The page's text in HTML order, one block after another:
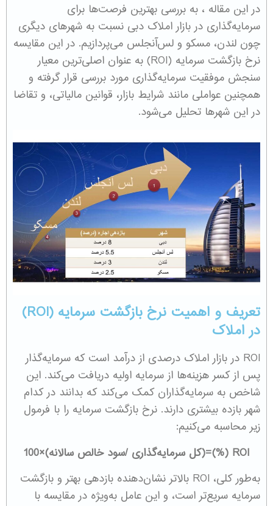
در این مقاله ، به بررسی بهترین فرصت‌ها برای
سرمایه‌گذاری در بازار املاک دبی نسبت به شهرهای دیگری
چون لندن، مسکو و لس‌آنجلس می‌پردازیم. در این مقایسه
نرخ بازگشت سرمایه (ROI) به عنوان اصلی‌ترین معیار
سنجش موفقیت سرمایه‌گذاری مورد بررسی قرار گرفته و
همچنین عواملی مانند شرایط بازار، قوانین مالیاتی، و تقاضا
در این شهرها تحلیل می‌شود.
تعریف و اهمیت نرخ بازگشت سرمایه (ROI)
در املاک
ROI در بازار املاک درصدی از درآمد است که سرمایه‌گذار
پس از کسر هزینه‌ها از سرمایه اولیه دریافت می‌کند. این
شاخص به سرمایه‌گذاران کمک می‌کند که بدانند در کدام
شهر بازده بیشتری دارند. نرخ بازگشت سرمایه را با فرمول
زیر محاسبه می‌کنیم:
ROI (%)
=
(کل سرمایه‌گذاری /سود خالص سالانه)
×
100
به‌طور کلی، ROI بالاتر نشان‌دهنده بازدهی بهتر و بازگشت
سرمایه سریع‌تر است، و این عامل به‌ویژه در مقایسه با